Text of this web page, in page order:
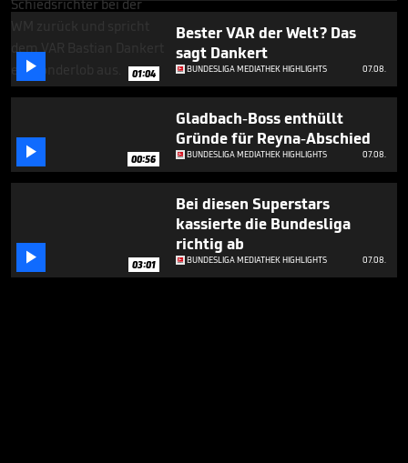
 01:04
Bester VAR der Welt? Das
sagt Dankert
BUNDESLIGA MEDIATHEK HIGHLIGHTS 07.08.
 00:56
Gladbach-Boss enthüllt
Gründe für Reyna-Abschied
BUNDESLIGA MEDIATHEK HIGHLIGHTS 07.08.
 03:01
Bei diesen Superstars
kassierte die Bundesliga
richtig ab
BUNDESLIGA MEDIATHEK HIGHLIGHTS 07.08.